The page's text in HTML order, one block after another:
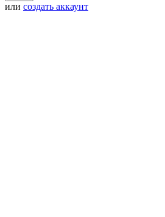
или создать аккаунт